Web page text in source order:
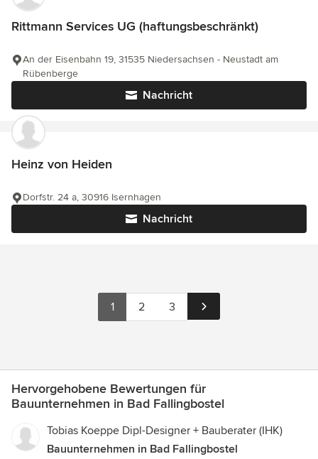
Rittmann Services UG (haftungsbeschränkt)
Nachricht
An der Eisenbahn 19, 31535 Niedersachsen - Neustadt am
Rübenberge
Heinz von Heiden
Nachricht
Dorfstr. 24 a, 30916 Isernhagen
1 2 3
Hervorgehobene Bewertungen für
Bauunternehmen in Bad Fallingbostel
Tobias Koeppe Dipl-Designer + Bauberater (IHK)
Bauunternehmen in Bad Fallingbostel